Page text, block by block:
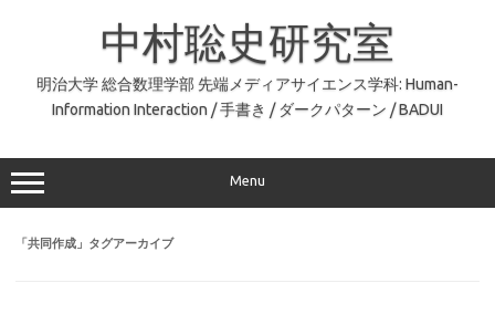
中村聡史研究室
明治大学 総合数理学部 先端メディアサイエンス学科: Human-
Information Interaction / 手書き / ダークパターン / BADUI
Menu
「共同作成 」タグアーカイブ